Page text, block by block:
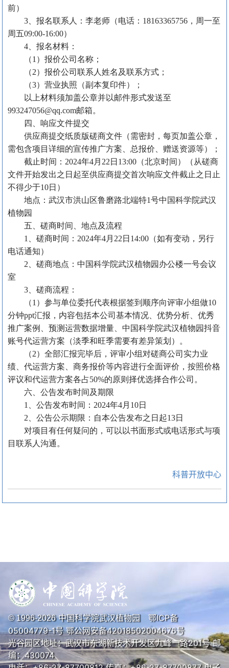
前）
3、报名联系人： 李老师 （电话： 18163365756，周一至
周五09:00-16:00）
4、报名材料：
（1）报价公司名称 ；
（2）报价公司联系人姓名及联系方式 ；
（3）营业执照（副本复印件）；
以上材料须加盖公章并以邮件形式发送至
993247056@qq.com邮箱。
四
响应文件提交
供应商提交纸质版磋商文件（需密封，每页加盖公章 ，
需包含项目详细的宣传推广方案、总报价、赠送资源等）；
截止时间： 2024年4月 22日13:00（北京时间）（从磋商
文件开始发出之日起至供应商提交首次响应文件截止之日止
不得少于10日）
地点：武汉市洪山区鲁磨路北端特1号中国科学院武汉
植物园
五、 磋商时间、地点及流程
1、磋商时间： 2024年4月 22日14:00 （如有变动，另行
电话通知）
2、磋商地点： 中国科学院武汉植物园 办公楼一号会议
室
3、磋商流程：
（1）参与单位委托代表根据签到顺序向评审小组做10
分钟ppt汇报，内容包括本公司基本情况
优势分析
优秀
推广案例
预测运营数据增量、 中国科学院武汉植物园抖音
账号代运营方案 （淡季和旺季需要有差异策划）
。
（2）全部汇报完毕后，评审小组对磋商公司实力业
绩、代运营方案、商务报价等内容进行全面评价，按照价格
评议和代运营方案各占50%的原则 择优选择合作公司。
六、公告发布时间及期限
1、公告发布时间： 2024年4月10日
2、公告公示期限： 自本公告发布之日起13日
对项目有任何疑问的，可以以书面形式或电话形式与项
目联系人沟通。
科普开放中心
© 1996-2026中国科学院武汉植物园 鄂ICP备
05004779-1号鄂公网安备42018502004676号
光谷园区地址：武汉市东湖新技术开发区九峰一路201号 邮
编：430074